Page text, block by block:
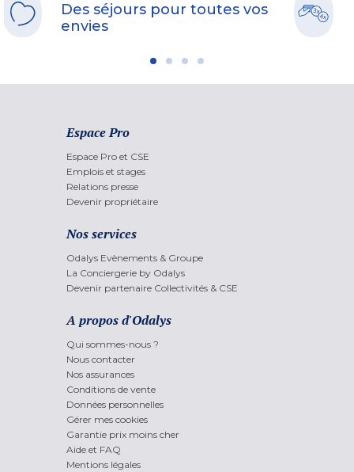
Des séjours pour toutes vos
envies
Espace Pro
Espace Pro et CSE
Emplois et stages
Relations presse
Devenir propriétaire
Nos services
Odalys Evènements & Groupe
La Conciergerie by Odalys
Devenir partenaire Collectivités & CSE
A propos d'Odalys
Qui sommes-nous ?
Nous contacter
Nos assurances
Conditions de vente
Données personnelles
Gérer mes cookies
Garantie prix moins cher
Aide et FAQ
Mentions légales